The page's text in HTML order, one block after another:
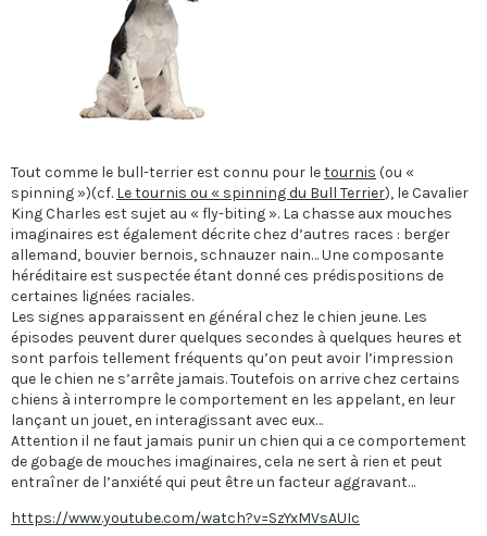
Tout comme le bull-terrier est connu pour letournis (ou «
spinning »)(cf. Le tournis ou « spinning du Bull Terrier), le Cavalier
King Charles est sujet au « fly-biting ». La chasse aux mouches
imaginaires est également décrite chez d’autres races : berger
allemand, bouvier bernois, schnauzer nain… Une composante
héréditaire est suspectée étant donné ces prédispositions de
certaines lignées raciales.
Les signes apparaissent en général chez le chien jeune. Les
épisodes peuvent durer quelques secondes à quelques heures et
sont parfois tellement fréquents qu’on peut avoir l’impression
que le chien ne s’arrête jamais. Toutefois on arrive chez certains
chiens à interrompre le comportement en les appelant, en leur
lançant un jouet, en interagissant avec eux…
Attention il ne faut jamais punir un chien qui a ce comportement
de gobage de mouches imaginaires, cela ne sert à rien et peut
entraîner de l’anxiété qui peut être un facteur aggravant…
https://www.youtube.com/watch?v=SzYxMVsAUIc